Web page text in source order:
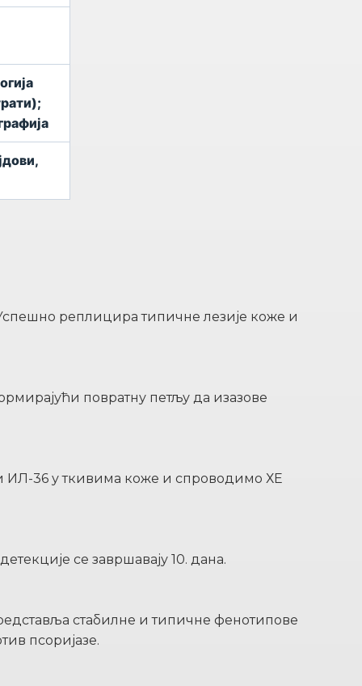
реплицира типичне лезије коже и
повратну петљу да изазове
ИЛ-36 у ткивима коже и спроводимо ХЕ
се завршавају 10. дана.
стабилне и типичне фенотипове
псоријазе.